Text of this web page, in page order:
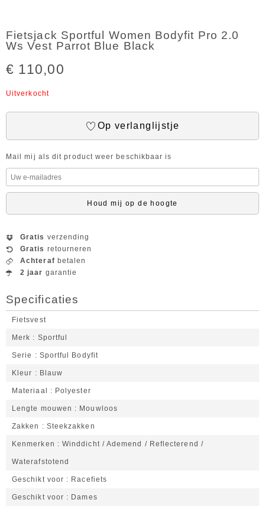
Fietsjack Sportful Women Bodyfit Pro 2.0
Ws Vest Parrot Blue Black
€ 110,00
Uitverkocht
Op verlanglijstje
Mail mij als dit product weer beschikbaar is
Houd mij op de hoogte
Gratis verzending
Gratis retourneren
Achteraf betalen
2 jaar garantie
Specificaties
Fietsvest
Merk Sportful
Serie Sportful Bodyfit
Kleur Blauw
Materiaal Polyester
Lengte mouwen Mouwloos
Zakken Steekzakken
Kenmerken Winddicht / Ademend / Reflecterend /
Waterafstotend
Geschikt voor Racefiets
Geschikt voor Dames